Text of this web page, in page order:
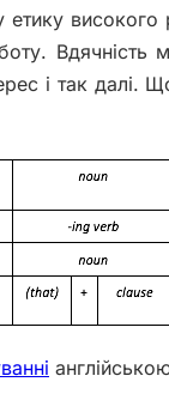
Вдячність
і так